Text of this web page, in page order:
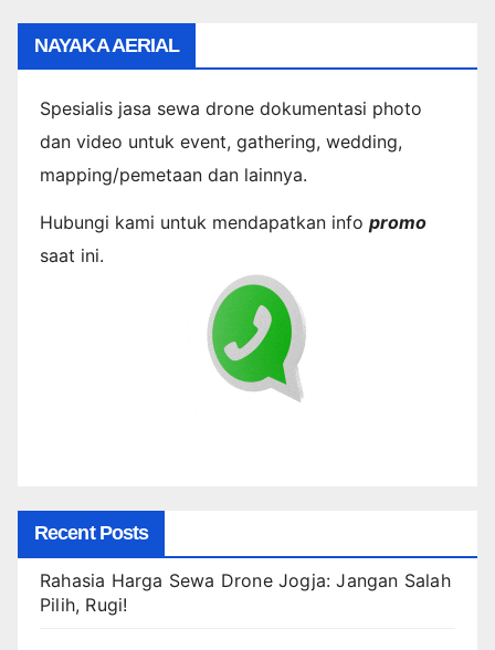
NAYAKA AERIAL
Spesialis jasa sewa drone dokumentasi photo
dan video untuk event, gathering, wedding,
mapping/pemetaan dan lainnya.
Hubungi kami untuk mendapatkan info promo
saat ini.
Recent Posts
Rahasia Harga Sewa Drone Jogja: Jangan Salah
Pilih, Rugi!